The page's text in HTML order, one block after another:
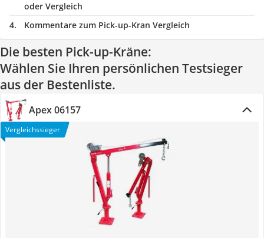
oder Vergleich
Kommentare zum Pick-up-Kran Vergleich
Die besten Pick-up-Kräne:
Wählen Sie Ihren persönlichen Testsieger
aus der Bestenliste.
Apex 06157
Vergleichssieger